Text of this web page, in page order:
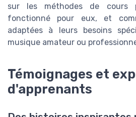
sur les méthodes de cours
fonctionné pour eux, et
adaptées à leurs besoins
musique amateur ou
Témoignages et
d'apprenants